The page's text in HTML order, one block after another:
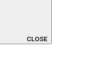
CLOSE